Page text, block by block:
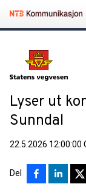
Lyser ut
Sunndal
22.5.2026 12:00:00
Del